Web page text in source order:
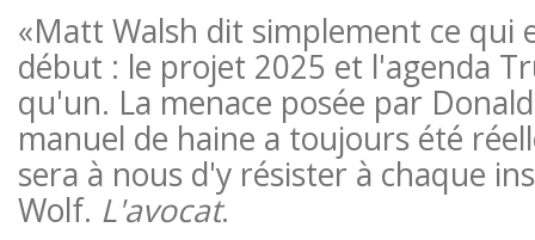
«Matt Walsh dit simplement ce qui
début : le projet 2025 et l'agenda
qu'un. La menace posée par
manuel de haine a toujours été
sera à nous d'y résister à chaque
Wolf. L'avocat.